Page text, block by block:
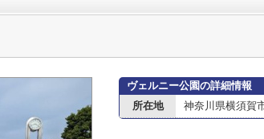
ヴェルニー公園の詳細情報
所在地
神奈川県横須賀